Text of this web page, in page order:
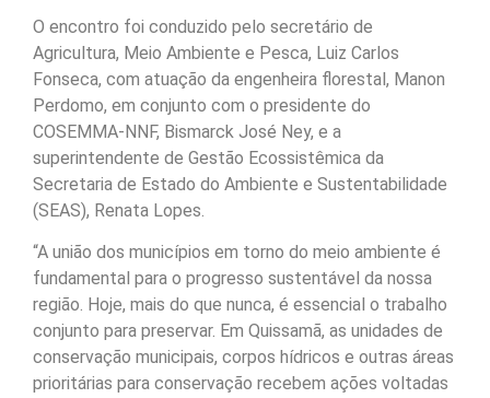
O encontro foi conduzido pelo secretário de
Agricultura, Meio Ambiente e Pesca, Luiz Carlos
Fonseca, com atuação da engenheira florestal, Manon
Perdomo, em conjunto com o presidente do
COSEMMA-NNF, Bismarck José Ney, e a
superintendente de Gestão Ecossistêmica da
Secretaria de Estado do Ambiente e Sustentabilidade
(SEAS), Renata Lopes.
“A união dos municípios em torno do meio ambiente é
fundamental para o progresso sustentável da nossa
região. Hoje, mais do que nunca, é essencial o trabalho
conjunto para preservar. Em Quissamã, as unidades de
conservação municipais, corpos hídricos e outras áreas
prioritárias para conservação recebem ações voltadas